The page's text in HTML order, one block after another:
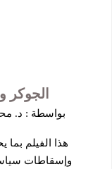
الجوكر
بواسطة : د.
هذا الفيلم بما
وإسقاطات